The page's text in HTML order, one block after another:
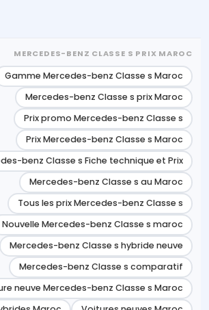
MERCEDES-BENZ CLASSE S PRIX MAROC
Gamme Mercedes-benz Classe s Maroc
Mercedes-benz Classe s prix Maroc
Prix promo Mercedes-benz Classe s
Prix Mercedes-benz Classe s Maroc
benz Classe s Fiche technique et Prix
Mercedes-benz Classe s au Maroc
Tous les prix Mercedes-benz Classe s
Nouvelle Mercedes-benz Classe s maroc
Mercedes-benz Classe s hybride neuve
Mercedes-benz Classe s comparatif
neuve Mercedes-benz Classe s Maroc